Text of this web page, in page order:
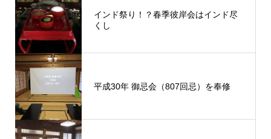
インド祭り！？春季彼岸会はインド尽
くし
平成30年 御忌会（807回忌）を奉修